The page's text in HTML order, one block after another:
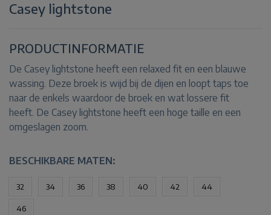
Casey lightstone
PRODUCTINFORMATIE
De Casey lightstone heeft een relaxed fit en een blauwe
wassing. Deze broek is wijd bij de dijen en loopt taps toe
naar de enkels waardoor de broek en wat lossere fit
heeft. De Casey lightstone heeft een hoge taille en een
omgeslagen zoom.
BESCHIKBARE MATEN:
32 34 36 38 40 42 44
46